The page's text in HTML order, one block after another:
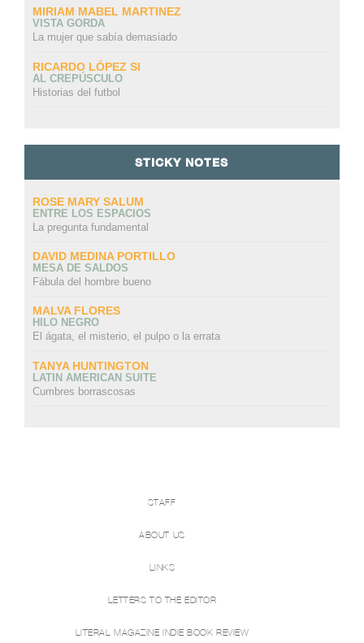
MIRIAM MABEL MARTINEZ
VISTA GORDA
La mujer que sabía demasiado
RICARDO LÓPEZ SI
AL CREPÚSCULO
Historias del futbol
STICKY NOTES
ROSE MARY SALUM
ENTRE LOS ESPACIOS
La pregunta fundamental
DAVID MEDINA PORTILLO
MESA DE SALDOS
Fábula del hombre bueno
MALVA FLORES
HILO NEGRO
El ágata, el misterio, el pulpo o la errata
TANYA HUNTINGTON
LATIN AMERICAN SUITE
Cumbres borrascosas
STAFF
ABOUT US
LINKS
LETTERS TO THE EDITOR
LITERAL MAGAZINE INDIE BOOK REVIEW